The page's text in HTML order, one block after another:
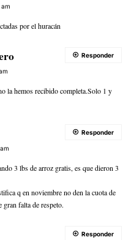
por el huracán
la hemos recibido completa.Solo 1 y
Responder
3 lbs de arroz gratis, es que dieron 3
q en noviembre no den la cuota de
falta de respeto.
Responder
Responder